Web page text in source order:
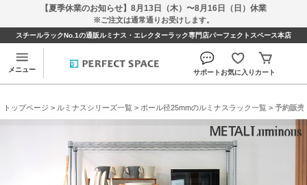
【夏季休業のお知らせ】8月13日（木）〜8月16日（日）休業
※ご注文は通常通りお受けします。
スチールラックNo.1の通販ルミナス・エレクターラック専門店パーフェクトスペース本店
メニュー サポートお気に入り カート
トップページ > ルミナスシリーズ一覧 > ポール径25mmのルミナスラック一覧 > 予約販